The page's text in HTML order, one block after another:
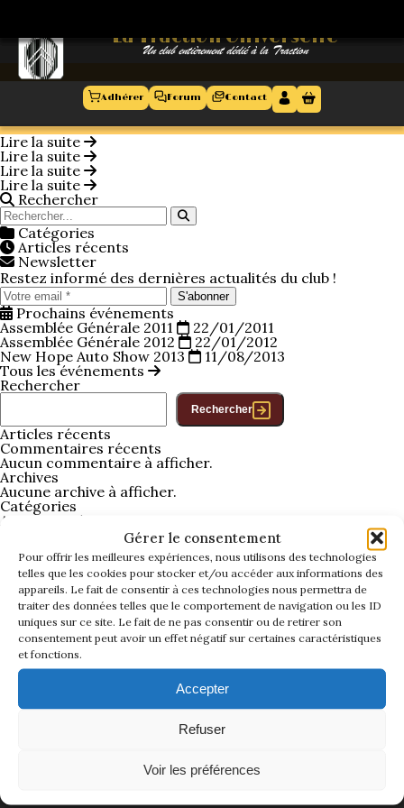
Gérer le consentement
Pour offrir les meilleures expériences, nous utilisons des technologies
telles que les cookies pour stocker et/ou accéder aux informations des
appareils. Le fait de consentir à ces technologies nous permettra de
traiter des données telles que le comportement de navigation ou les ID
uniques sur ce site. Le fait de ne pas consentir ou de retirer son
consentement peut avoir un effet négatif sur certaines caractéristiques
et fonctions.
Accepter
Refuser
Voir les préférences
La Traction Universelle
Un club entièrement dédié à la Traction
La Traction Universelle
Accueil
Nos 50 ans
Le comité
Le conseil
Notre local
La Boutique
Les pièces
L’assurance
Liens
Agenda
Evènements
La Revue
Les salons
La traction
La Traction des
membres
Bibliographie
Présentation 11
Evolution 7 et 11 -
Adhérer Forum Contact
ANNÉE :2017
Lire la suite
Lire la suite
Lire la suite
Lire la suite
Rechercher
Catégories
Articles récents
Newsletter
Restez informé des dernières actualités du club !
S'abonner
Prochains événements
Assemblée Générale 2011
22/01/2011
Assemblée Générale 2012
22/01/2012
New Hope Auto Show 2013
11/08/2013
Tous les événements
Rechercher
Rechercher
Articles récents
Commentaires récents
Aucun commentaire à afficher.
Archives
Aucune archive à afficher.
Catégories
Aucune catégorie
LA TRACTION UNIVERSELLE